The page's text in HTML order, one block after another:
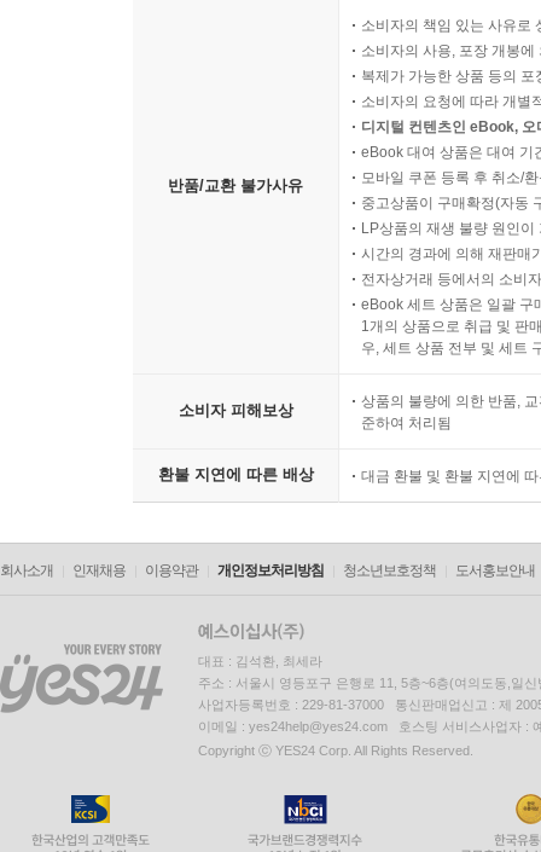
반품/교환 불가사유
소비자의 책임 있는 사유로
소비자의 사용, 포장 개봉
복제가 가능한 상품 등의
소비자의 요청에 따라 개별
디지털 컨텐츠인 eBook,
eBook 대여 상품은 대여 기
모바일 쿠폰 등록 후 취소/
중고상품이 구매확정(자동
LP상품의 재생 불량 원인
시간의 경과에 의해 재판매
전자상거래 등에서의 소비
eBook 세트 상품은 일괄 구
1개의 상품으로 취급 및 판
우, 세트 상품 전부 및 세트
소비자 피해보상
상품의 불량에 의한 반품,
준하여 처리됨
환불 지연에 따른 배상 대금 환불 및 환불 지연에
회사소개 인재채용 이용약관 개인정보처리방침 청소년보호정책 도서홍보안내
대표 : 김석환, 최세라
주소 : 서울시 영등포구 은행로 11, 5층~6층(여의도동,일신
사업자등록번호 : 229-81-37000 통신판매업신고 : 제
이메일 : yes24help@yes24.com 호스팅 서비스사업자 :
Copyright ⓒ YES24 Corp. All Rights Reserved.